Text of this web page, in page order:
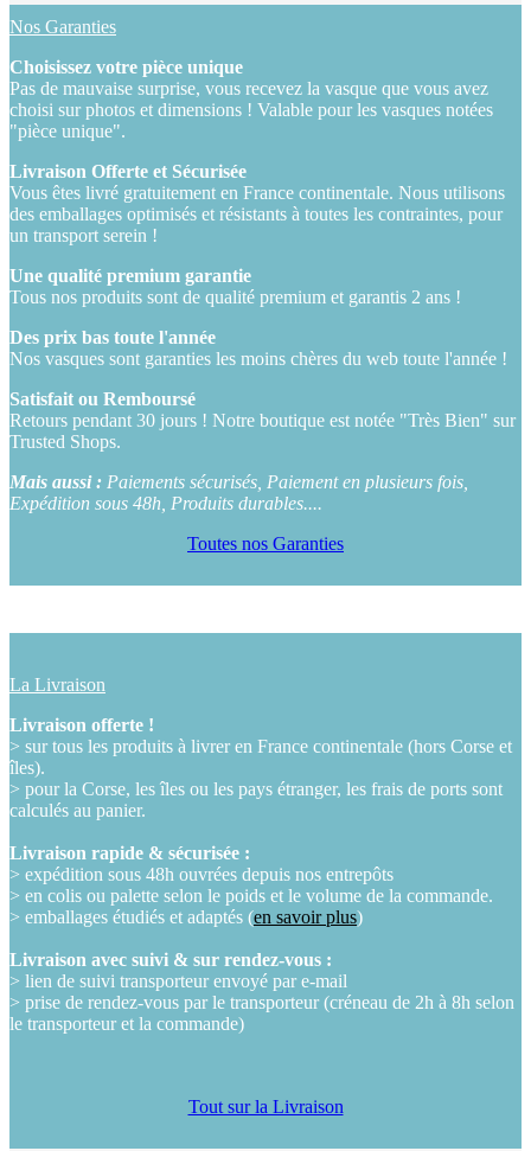
Nos Garanties
Choisissez votre pièce unique
Pas de mauvaise surprise, vous recevez la vasque que vous avez
choisi sur photos et dimensions ! Valable pour les vasques notées
"pièce unique".
Livraison Offerte et Sécurisée
Vous êtes livré gratuitement en France continentale. Nous utilisons
des emballages optimisés et résistants à toutes les contraintes, pour
un transport serein !
Une qualité premium garantie
Tous nos produits sont de qualité premium et garantis 2 ans !
Des prix bas toute l'année
Nos vasques sont garanties les moins chères du web toute l'année !
Satisfait ou Remboursé
Retours pendant 30 jours ! Notre boutique est notée "Très Bien" sur
Trusted Shops.
Mais aussi : Paiements sécurisés, Paiement en plusieurs fois,
Expédition sous 48h, Produits durables....
Toutes nos Garanties
La Livraison
Livraison offerte !
> sur tous les produits à livrer en France continentale (hors Corse et
îles).
> pour la Corse, les îles ou les pays étranger, les frais de ports sont
calculés au panier.
Livraison rapide & sécurisée :
> expédition sous 48h ouvrées depuis nos entrepôts
> en colis ou palette selon le poids et le volume de la commande.
> emballages étudiés et adaptés (en savoir plus)
Livraison avec suivi & sur rendez-vous :
> lien de suivi transporteur envoyé par e-mail
> prise de rendez-vous par le transporteur (créneau de 2h à 8h selon
le transporteur et la commande)
Tout sur la Livraison